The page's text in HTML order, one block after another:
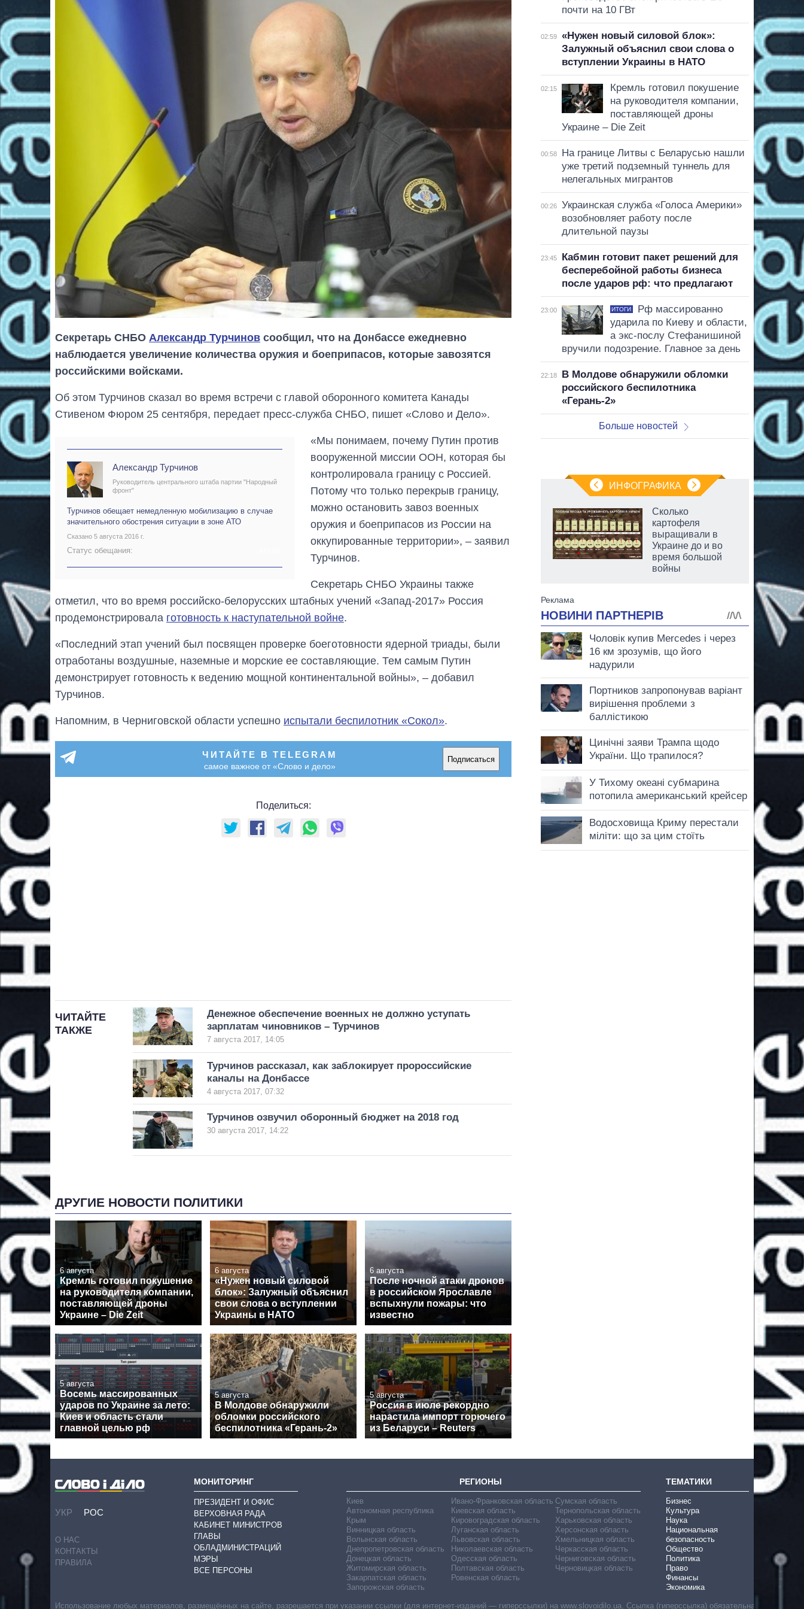
Секретарь СНБО Александр Турчинов сообщил, что на Донбассе ежедневно
наблюдается увеличение количества оружия и боеприпасов, которые завозятся
российскими войсками.
Об этом Турчинов сказал во время встречи с главой оборонного комитета Канады
Стивеном Фюром 25 сентября, передает пресс-служба СНБО, пишет «Слово и Дело».
Александр Турчинов
Руководитель центрального штаба партии "Народный
фронт"
Турчинов обещает немедленную мобилизацию в случае
значительного обострения ситуации в зоне АТО
Сказано 5 августа 2016 г.
Статус обещания:
«Мы понимаем, почему Путин против
вооруженной миссии ООН, которая бы
контролировала границу с Россией.
Потому что только перекрыв границу,
можно остановить завоз военных
оружия и боеприпасов из России на
оккупированные территории», – заявил
Турчинов.
Секретарь СНБО Украины также
отметил, что во время российско-белорусских штабных учений «Запад-2017» Россия
продемонстрировала готовность к наступательной войне.
«Последний этап учений был посвящен проверке боеготовности ядерной триады, были
отработаны воздушные, наземные и морские ее составляющие. Тем самым Путин
демонстрирует готовность к ведению мощной континентальной войны», – добавил
Турчинов.
Напомним, в Черниговской области успешно испытали беспилотник «Сокол».
ЧИТАЙТЕ В TELEGRAM
самое важное от «Слово и дело»
Подписаться
Поделиться:
ЧИТАЙТЕ
ТАКЖЕ
Денежное обеспечение военных не должно уступать
зарплатам чиновников – Турчинов
7 августа 2017, 14:05
Турчинов рассказал, как заблокирует пророссийские
каналы на Донбассе
4 августа 2017, 07:32
Турчинов озвучил оборонный бюджет на 2018 год
30 августа 2017, 14:22
ДРУГИЕ НОВОСТИ ПОЛИТИКИ
6 августа
Кремль готовил покушение
на руководителя компании,
поставляющей дроны
Украине – Die Zeit
6 августа
«Нужен новый силовой
блок»: Залужный объяснил
свои слова о вступлении
Украины в НАТО
6 августа
После ночной атаки дронов
в российском Ярославле
вспыхнули пожары: что
известно
5 августа
Восемь массированных
ударов по Украине за лето:
Киев и область стали
главной целью рф
5 августа
В Молдове обнаружили
обломки российского
беспилотника «Герань-2»
5 августа
Россия в июле рекордно
нарастила импорт горючего
из Беларуси – Reuters
почти на 10 ГВт
02:59
«Нужен новый силовой блок»:
Залужный объяснил свои слова о
вступлении Украины в НАТО
02:15
Кремль готовил покушение
на руководителя компании,
поставляющей дроны
Украине – Die Zeit
00:58
На границе Литвы с Беларусью нашли
уже третий подземный туннель для
нелегальных мигрантов
00:26
Украинская служба «Голоса Америки»
возобновляет работу после
длительной паузы
23:45
Кабмин готовит пакет решений для
бесперебойной работы бизнеса
после ударов рф: что предлагают
23:00 ИТОГИ
Рф массированно
ударила по Киеву и области,
а экс-послу Стефанишиной
вручили подозрение. Главное за день
22:18
В Молдове обнаружили обломки
российского беспилотника
«Герань-2»
Больше новостей
ИНФОГРАФИКА
Экономика ИИ-
гигантов: сколько
зарабатывают
Сколько
картофеля
выращивали в
Украине до и во
время большой
войны
УКР РОС
О НАС
КОНТАКТЫ
ПРАВИЛА
МОНИТОРИНГ
ПРЕЗИДЕНТ И ОФИС
ВЕРХОВНАЯ РАДА
КАБИНЕТ МИНИСТРОВ
ГЛАВЫ
ОБЛАДМИНИСТРАЦИЙ
МЭРЫ
ВСЕ ПЕРСОНЫ
РЕГИОНЫ
Киев
Автономная республика
Крым
Винницкая область
Волынская область
Днепропетровская область
Донецкая область
Житомирская область
Закарпатская область
Запорожская область
Ивано-Франковская область
Киевская область
Кировоградская область
Луганская область
Львовская область
Николаевская область
Одесская область
Полтавская область
Ровенская область
Сумская область
Тернопольская область
Харьковская область
Херсонская область
Хмельницкая область
Черкасская область
Черниговская область
Черновицкая область
ТЕМАТИКИ
Бизнес
Культура
Наука
Национальная
безопасность
Общество
Политика
Право
Финансы
Экономика
Использование любых материалов, размещённых на сайте, разрешается при указании ссылки (для интернет-изданий — гиперссылки) на www.slovoidilo.ua. Ссылка (гиперссылка) обязательна